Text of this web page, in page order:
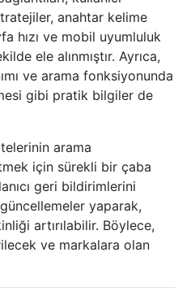
anahtar kelime
hızı ve mobil uyumluluk
ele alınmıştır. Ayrıca,
ve arama fonksiyonunda
gibi pratik bilgiler de
arama
için sürekli bir çaba
geri bildirimlerini
yaparak,
artırılabilir. Böylece,
ve markalara olan